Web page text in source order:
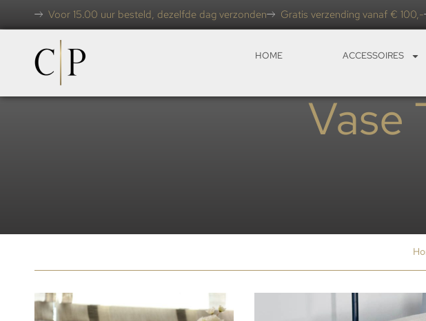
Voor 15.00 uur besteld, dezelfde dag verzonden Gratis verzending vanaf € 100,-
HOME ACCESSOIRES
Vase